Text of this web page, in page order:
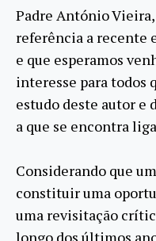
Padre António
referência a recente
e que esperamos
interesse para todos
estudo deste autor
a que se encontra
Considerando que
constituir uma
uma revisitação
longo dos últimos